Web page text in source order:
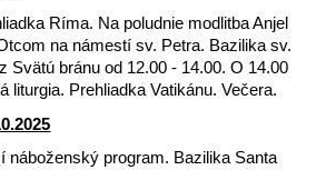
Ríma. Na poludnie modlitba Anjel
na námestí sv. Petra. Bazilika sv.
Svätú bránu od 12.00 - 14.00. O 14.00
liturgia. Prehliadka Vatikánu. Večera.
náboženský program. Bazilika Santa